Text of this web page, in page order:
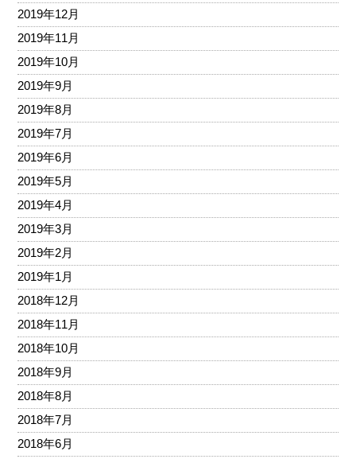
2019年12月
2019年11月
2019年10月
2019年9月
2019年8月
2019年7月
2019年6月
2019年5月
2019年4月
2019年3月
2019年2月
2019年1月
2018年12月
2018年11月
2018年10月
2018年9月
2018年8月
2018年7月
2018年6月